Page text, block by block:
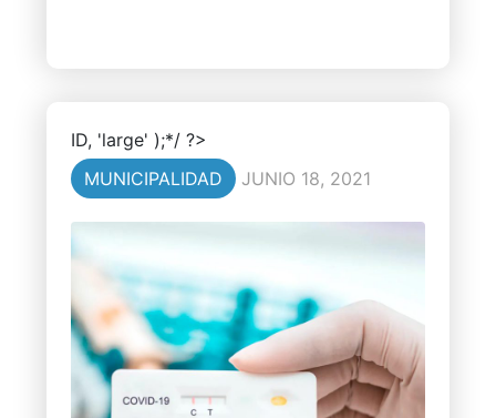
ID, 'large' );*/ ?>
MUNICIPALIDAD
JUNIO 18, 2021